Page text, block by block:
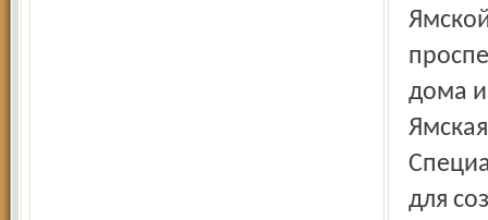
дома
для